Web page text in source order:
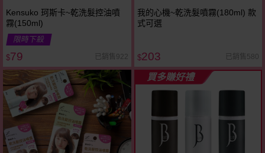
Kensuko 珂斯卡~乾洗髮控油噴
霧(150ml)
限時下殺
$79 已銷售922
我的心機~乾洗髮噴霧(180ml) 款
式可選
$203 已銷售580
買多賺好禮